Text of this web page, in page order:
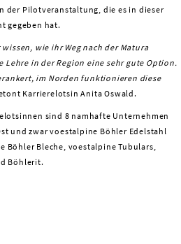
der Pilotveranstaltung, die es in dieser
gegeben hat.
wie ihr Weg nach der Matura
Lehre in der Region eine sehr gute Option.
im Norden funktionieren diese
Karrierelotsin Anita Oswald.
sind 8 namhafte Unternehmen
und zwar voestalpine Böhler Edelstahl
Bleche, voestalpine Tubulars,
Böhlerit.